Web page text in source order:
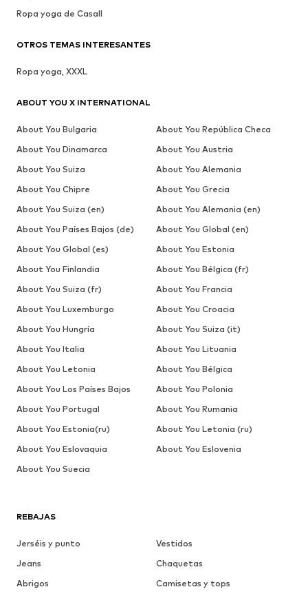
REBAJAS
Jerséis y punto
Vestidos
Jeans
Chaquetas
Abrigos
Camisetas y tops
Ropa yoga de Casall
OTROS TEMAS INTERESANTES
Ropa yoga, XXXL
ABOUT YOU X INTERNATIONAL
About You Bulgaria
About You República Checa
About You Dinamarca
About You Austria
About You Suiza
About You Alemania
About You Chipre
About You Grecia
About You Suiza (en)
About You Alemania (en)
About You Países Bajos (de)
About You Global (en)
About You Global (es)
About You Estonia
About You Finlandia
About You Bélgica (fr)
About You Suiza (fr)
About You Francia
About You Luxemburgo
About You Croacia
About You Hungría
About You Suiza (it)
About You Italia
About You Lituania
About You Letonia
About You Bélgica
About You Los Países Bajos
About You Polonia
About You Portugal
About You Rumania
About You Estonia(ru)
About You Letonia (ru)
About You Eslovaquia
About You Eslovenia
About You Suecia